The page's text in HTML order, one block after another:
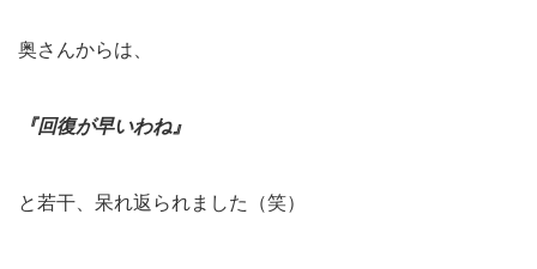
奥さんからは、
『回復が早いわね』
と若干、呆れ返られました（笑）